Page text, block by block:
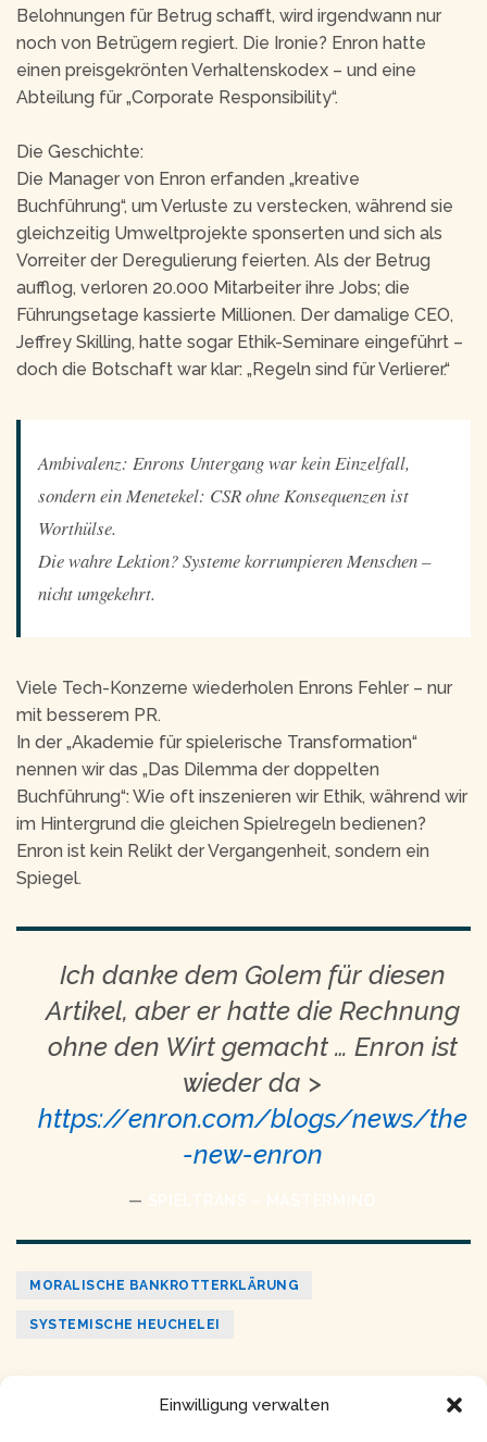
Einwilligung verwalten
Belohnungen für Betrug schafft, wird irgendwann nur
noch von Betrügern regiert. Die Ironie? Enron hatte
einen preisgekrönten Verhaltenskodex – und eine
Abteilung für „Corporate Responsibility“.
Die Geschichte:
Die Manager von Enron erfanden „kreative
Buchführung“, um Verluste zu verstecken, während sie
gleichzeitig Umweltprojekte sponserten und sich als
Vorreiter der Deregulierung feierten. Als der Betrug
aufflog, verloren 20.000 Mitarbeiter ihre Jobs; die
Führungsetage kassierte Millionen. Der damalige CEO,
Jeffrey Skilling, hatte sogar Ethik-Seminare eingeführt –
doch die Botschaft war klar: „Regeln sind für Verlierer.“
Ambivalenz: Enrons Untergang war kein Einzelfall,
sondern ein Menetekel: CSR ohne Konsequenzen ist
Worthülse.
Die wahre Lektion? Systeme korrumpieren Menschen –
nicht umgekehrt.
Viele Tech-Konzerne wiederholen Enrons Fehler – nur
mit besserem PR.
In der „Akademie für spielerische Transformation“
nennen wir das „Das Dilemma der doppelten
Buchführung“: Wie oft inszenieren wir Ethik, während wir
im Hintergrund die gleichen Spielregeln bedienen?
Enron ist kein Relikt der Vergangenheit, sondern ein
Spiegel.
Ich danke dem Golem für diesen
Artikel, aber er hatte die Rechnung
ohne den Wirt gemacht … Enron ist
wieder da >
https://enron.com/blogs/news/the
-new-enron
MORALISCHE BANKROTTERKLÄRUNG
SYSTEMISCHE HEUCHELEI
WEITER